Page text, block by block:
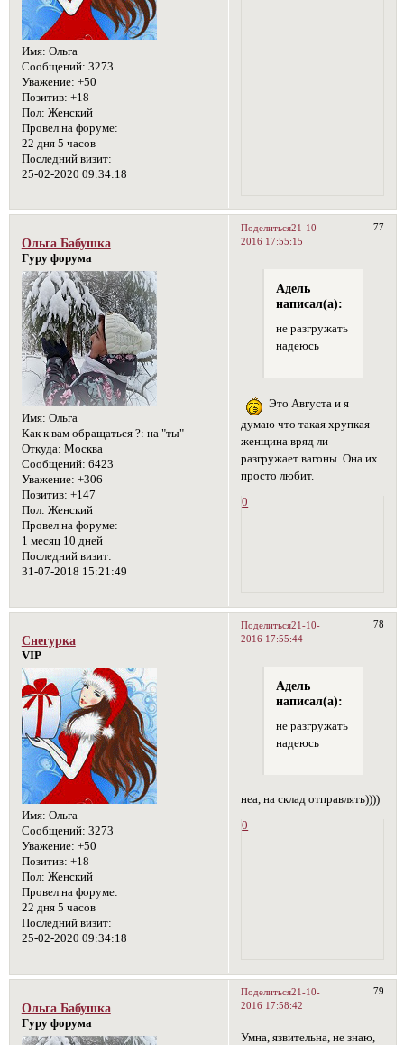
Имя: Ольга
Сообщений: 3273
Уважение: +50
Позитив: +18
Пол: Женский
Провел на форуме:
22 дня 5 часов
Последний визит:
25-02-2020 09:34:18
Поделиться 77
21-10-
2016 17:55:15
Ольга Бабушка
Гуру форума
Имя: Ольга
Как к вам обращаться ?: на "ты"
Откуда: Москва
Сообщений: 6423
Уважение: +306
Позитив: +147
Пол: Женский
Провел на форуме:
1 месяц 10 дней
Последний визит:
31-07-2018 15:21:49
Адель
написал(а):
не разгружать
надеюсь
Это Августа и я
думаю что такая хрупкая
женщина вряд ли
разгружает вагоны. Она их
просто любит.
0
Поделиться 78
21-10-
2016 17:55:44
Снегурка
VIP
Имя: Ольга
Сообщений: 3273
Уважение: +50
Позитив: +18
Пол: Женский
Провел на форуме:
22 дня 5 часов
Последний визит:
25-02-2020 09:34:18
Адель
написал(а):
не разгружать
надеюсь
неа, на склад отправлять))))
0
Поделиться 79
21-10-
2016 17:58:42
Ольга Бабушка
Гуру форума
Умна, язвительна, не знаю,